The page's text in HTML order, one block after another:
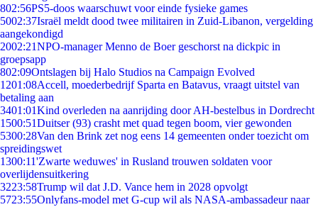
802:56PS5-doos waarschuwt voor einde fysieke games
5002:37Israël meldt dood twee militairen in Zuid-Libanon, vergelding
aangekondigd
2002:21NPO-manager Menno de Boer geschorst na dickpic in
groepsapp
802:09Ontslagen bij Halo Studios na Campaign Evolved
1201:08Accell, moederbedrijf Sparta en Batavus, vraagt uitstel van
betaling aan
3401:01Kind overleden na aanrijding door AH-bestelbus in Dordrecht
1500:51Duitser (93) crasht met quad tegen boom, vier gewonden
5300:28Van den Brink zet nog eens 14 gemeenten onder toezicht om
spreidingswet
1300:11'Zwarte weduwes' in Rusland trouwen soldaten voor
overlijdensuitkering
3223:58Trump wil dat J.D. Vance hem in 2028 opvolgt
5723:55Onlyfans-model met G-cup wil als NASA-ambassadeur naar